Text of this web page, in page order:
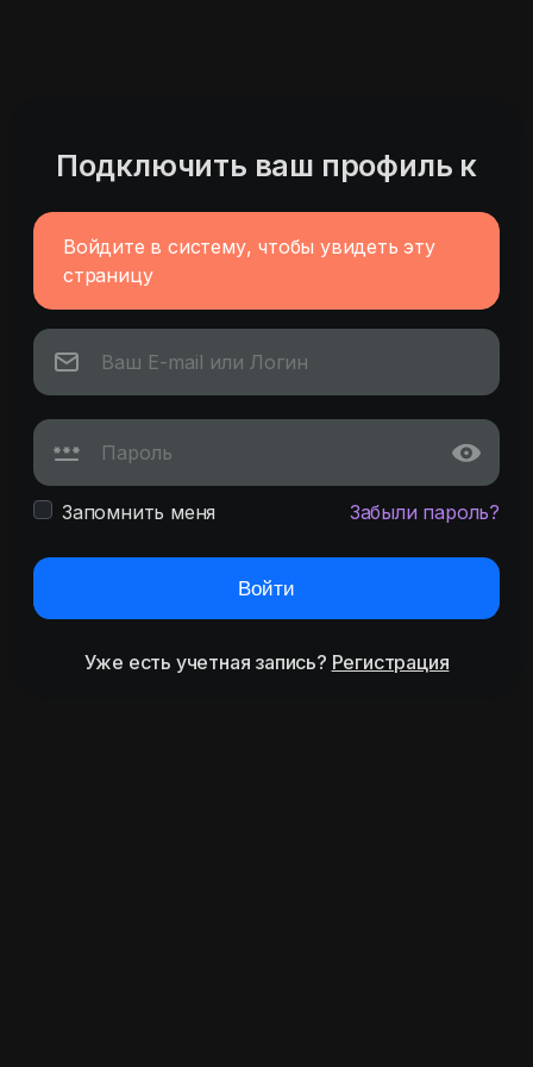
Подключить ваш профиль к
Войдите в систему, чтобы увидеть эту
страницу
Запомнить меня Забыли пароль?
Войти
Уже есть учетная запись? Регистрация